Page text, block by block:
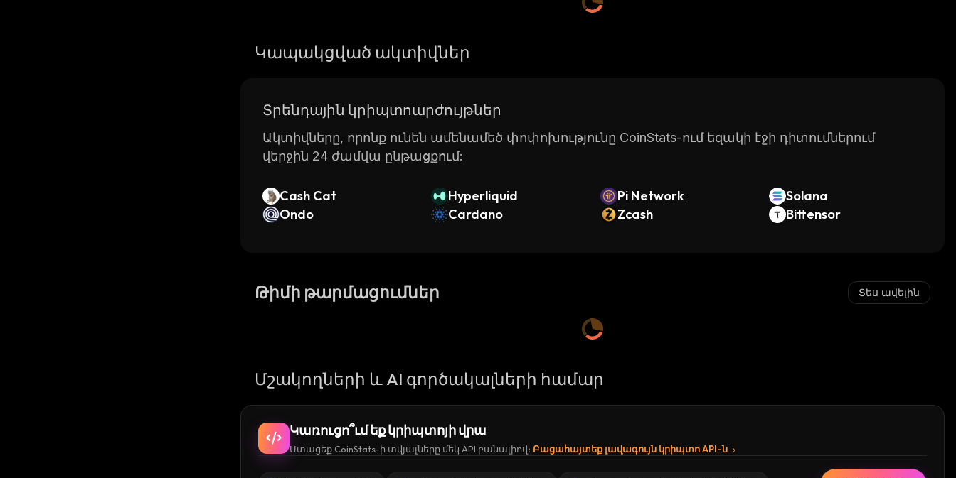
Կապակցված ակտիվներ
Տրենդային կրիպտոարժույթներ
Ակտիվները, որոնք ունեն ամենամեծ փոփոխությունը CoinStats-ում եզակի էջի դիտումներում
վերջին 24 ժամվա ընթացքում:
Cash Cat Hyperliquid Pi Network
Solana
Ondo
Cardano Zcash Bittensor
Թիմի թարմացումներ Տես ավելին
Մշակողների և AI գործակալների համար
Կառուցո՞ւմ եք կրիպտոյի վրա
Ստացեք CoinStats-ի տվյալները մեկ API բանալիով։ Բացահայտեք լավագույն կրիպտո API-ն